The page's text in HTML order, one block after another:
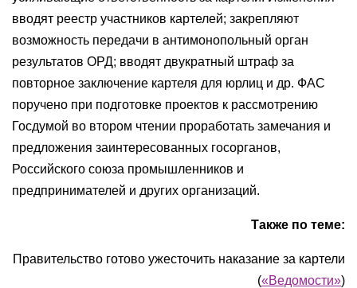
вводят реестр участников картелей; закрепляют
возможность передачи в антимонопольный орган
результатов ОРД; вводят двукратный штраф за
повторное заключение картеля для юрлиц и др. ФАС
поручено при подготовке проектов к рассмотрению
Госдумой во втором чтении проработать замечания и
предложения заинтересованных госорганов,
Российского союза промышленников и
предпринимателей и других организаций.
Также по теме:
Правительство готово ужесточить наказание за картели
(«Ведомости»)